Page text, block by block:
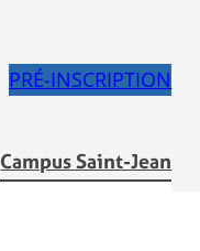
PRÉ-INSCRIPTION
Campus Saint-Jean